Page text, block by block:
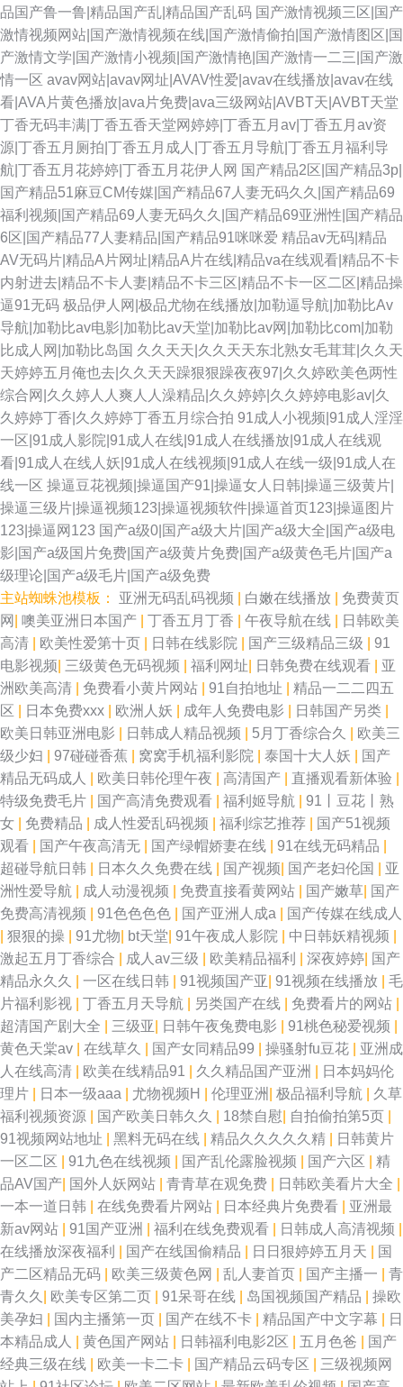
品国产鲁一鲁|精品国产乱|精品国产乱码 国产激情视频三区|国产
激情视频网站|国产激情视频在线|国产激情偷拍|国产激情图区|国
产激情文学|国产激情小视频|国产激情艳|国产激情一二三|国产激
情一区 avav网站|avav网址|AVAV性爱|avav在线播放|avav在线
看|AVA片黄色播放|ava片免费|ava三级网站|AVBT天|AVBT天堂
丁香无码丰满|丁香五香天堂网婷婷|丁香五月av|丁香五月av资
源|丁香五月厕拍|丁香五月成人|丁香五月导航|丁香五月福利导
航|丁香五月花婷婷|丁香五月花伊人网 国产精品2区|国产精品3p|
国产精品51麻豆CM传媒|国产精品67人妻无码久久|国产精品69
福利视频|国产精品69人妻无码久久|国产精品69亚洲性|国产精品
6区|国产精品77人妻精品|国产精品91咪咪爱 精品av无码|精品
AV无码片|精品A片网址|精品A片在线|精品va在线观看|精品不卡
内射进去|精品不卡人妻|精品不卡三区|精品不卡一区二区|精品操
逼91无码 极品伊人网|极品尤物在线播放|加勒逼导航|加勒比Av
导航|加勒比av电影|加勒比av天堂|加勒比av网|加勒比com|加勒
比成人网|加勒比岛国 久久天天|久久天天东北熟女毛茸茸|久久天
天婷婷五月俺也去|久久天天躁狠狠躁夜夜97|久久婷欧美色两性
综合网|久久婷人人爽人人澡精品|久久婷婷|久久婷婷电影av|久
久婷婷丁香|久久婷婷丁香五月综合拍 91成人小视频|91成人淫淫
一区|91成人影院|91成人在线|91成人在线播放|91成人在线观
看|91成人在线人妖|91成人在线视频|91成人在线一级|91成人在
线一区 操逼豆花视频|操逼国产91|操逼女人日韩|操逼三级黄片|
操逼三级片|操逼视频123|操逼视频软件|操逼首页123|操逼图片
123|操逼网123 国产a级0|国产a级大片|国产a级大全|国产a级电
影|国产a级国片免费|国产a级黄片免费|国产a级黄色毛片|国产a
级理论|国产a级毛片|国产a级免费
主站蜘蛛池模板： 亚洲无码乱码视频 白嫩在线播放
免费黄页
网
噢美亚洲日本国产 丁香五月丁香 午夜导航在线
日韩欧美
高清
欧美性爱第十页 日韩在线影院 国产三级精品三级
91
电影视频 三级黄色无码视频 福利网址 日韩免费在线观看
亚
洲欧美高清
免费看小黄片网站 91自拍地址
精品一二二四五
区
日本免费xxx 欧洲人妖 成年人免费电影 日韩国产另类
欧美日韩亚洲电影
日韩成人精品视频 5月丁香综合久
欧美三
级少妇
97碰碰香蕉 窝窝手机福利影院 泰国十大人妖
国产
精品无码成人
欧美日韩伦理午夜 高清国产 直播观看新体验
特级免费毛片
国产高清免费观看 福利姬导航
91丨豆花丨熟
女
免费精品 成人性爱乱码视频 福利综艺推荐
国产51视频
观看
国产午夜高清无 国产绿帽娇妻在线 91在线无码精品
超碰导航日韩
日本久久免费在线 国产视频 国产老妇伦国
亚
洲性爱导航
成人动漫视频 免费直接看黄网站 国产嫩草 国产
免费高清视频
91色色色色 国产亚洲人成a
国产传媒在线成人
狠狠的操 91尤物 bt天堂 91午夜成人影院 中日韩妖精视频
激起五月丁香综合
成人av三级 欧美精品福利 深夜婷婷
国产
精品永久久
一区在线日韩 91视频国产亚 91视频在线播放
毛
片福利影视
丁香五月天导航 另类国产在线 免费看片的网站
超清国产剧大全
三级亚 日韩午夜兔费电影 91桃色秘爱视频
黄色天棠av
在线草久 国产女同精品99 操骚射fu豆花
亚洲成
人在线高清
欧美在线精品91 久久精品国产亚洲
日本妈妈伦
理片
日本一级aaa 尤物视频H 伦理亚洲 极品福利导航
久草
福利视频资源
国产欧美日韩久久 18禁自慰 自拍偷拍第5页
91视频网站地址
黑料无码在线 精品久久久久久精
日韩黄片
一区二区
91九色在线视频 国产乱伦露脸视频 国产六区
精
品AV国产
国外人妖网站 青青草在观免费 日韩欧美看片大全
一本一道日韩
在线免费看片网站 日本经典片免费看
亚洲最
新av网站
91国产亚洲 福利在线免费观看 日韩成人高清视频
在线播放深夜福利
国产在线国偷精品 日日狠婷婷五月天
国
产二区精品无码
欧美三级黄色网 乱人妻首页 国产主播一
青
青久久
欧美专区第二页 91呆哥在线 岛国视频国产精品
操欧
美孕妇
国内主播第一页 国产在线不卡 精品国产中文字幕
日
本精品成人
黄色国产网站 日韩福利电影2区 五月色爸
国产
经典三级在线
欧美一卡二卡 国产精品云码专区
三级视频网